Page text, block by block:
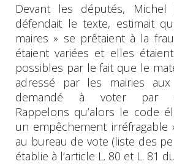
Devant les députés, Michel
défendait le texte, estimait
maires » se prêtaient à la
étaient variées et elles
possibles par le fait que le
adressé par les mairies
demandé à voter par
Rappelons qu’alors le code
un empêchement irréfragable
au bureau de vote (liste des
établie à l’article L. 80 et L. 81